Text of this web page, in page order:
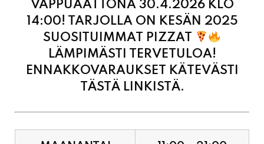
LÄMPIMÄSTI TERVETULOA!
ENNAKKOVARAUKSET KÄTEVÄSTI
TÄSTÄ LINKISTÄ.
TIISTAI 11:00 - 21:00